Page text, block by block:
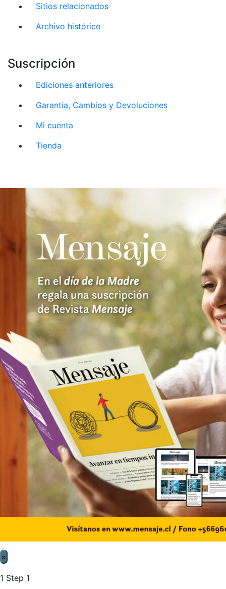
Sitios relacionados
Archivo histórico
Suscripción
Ediciones anteriores
Garantía, Cambios y Devoluciones
Mi cuenta
Tienda
×
1 Step 1